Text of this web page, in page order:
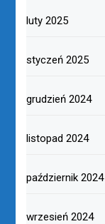
luty 2025
styczeń 2025
grudzień 2024
listopad 2024
październik 2024
wrzesień 2024